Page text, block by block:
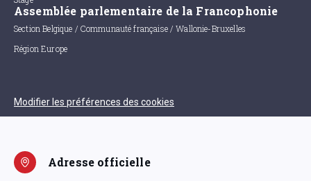
Assemblée parlementaire de la Francophonie
Section Belgique / Communauté française / Wallonie-Bruxelles
Région Europe
Modifier les préférences des cookies
Adresse officielle